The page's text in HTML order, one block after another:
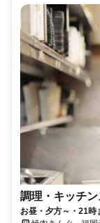
調理・キッチ
お昼・夕方～・21